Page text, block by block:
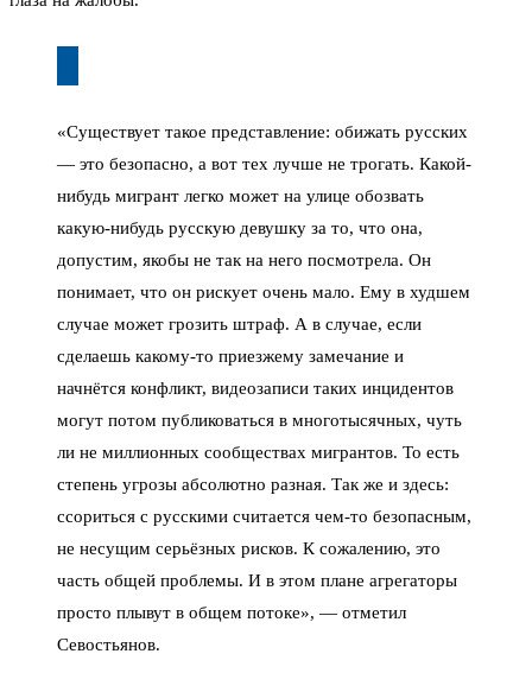
«Существует такое представление: обижать русских
— это безопасно, а вот тех лучше не трогать. Какой-
нибудь мигрант легко может на улице обозвать
какую-нибудь русскую девушку за то, что она,
допустим, якобы не так на него посмотрела. Он
понимает, что он рискует очень мало. Ему в худшем
случае может грозить штраф. А в случае, если
сделаешь какому-то приезжему замечание и
начнётся конфликт, видеозаписи таких инцидентов
могут потом публиковаться в многотысячных, чуть
ли не миллионных сообществах мигрантов. То есть
степень угрозы абсолютно разная. Так же и здесь:
ссориться с русскими считается чем-то безопасным,
не несущим серьёзных рисков. К сожалению, это
часть общей проблемы. И в этом плане агрегаторы
просто плывут в общем потоке», — отметил
Севостьянов.